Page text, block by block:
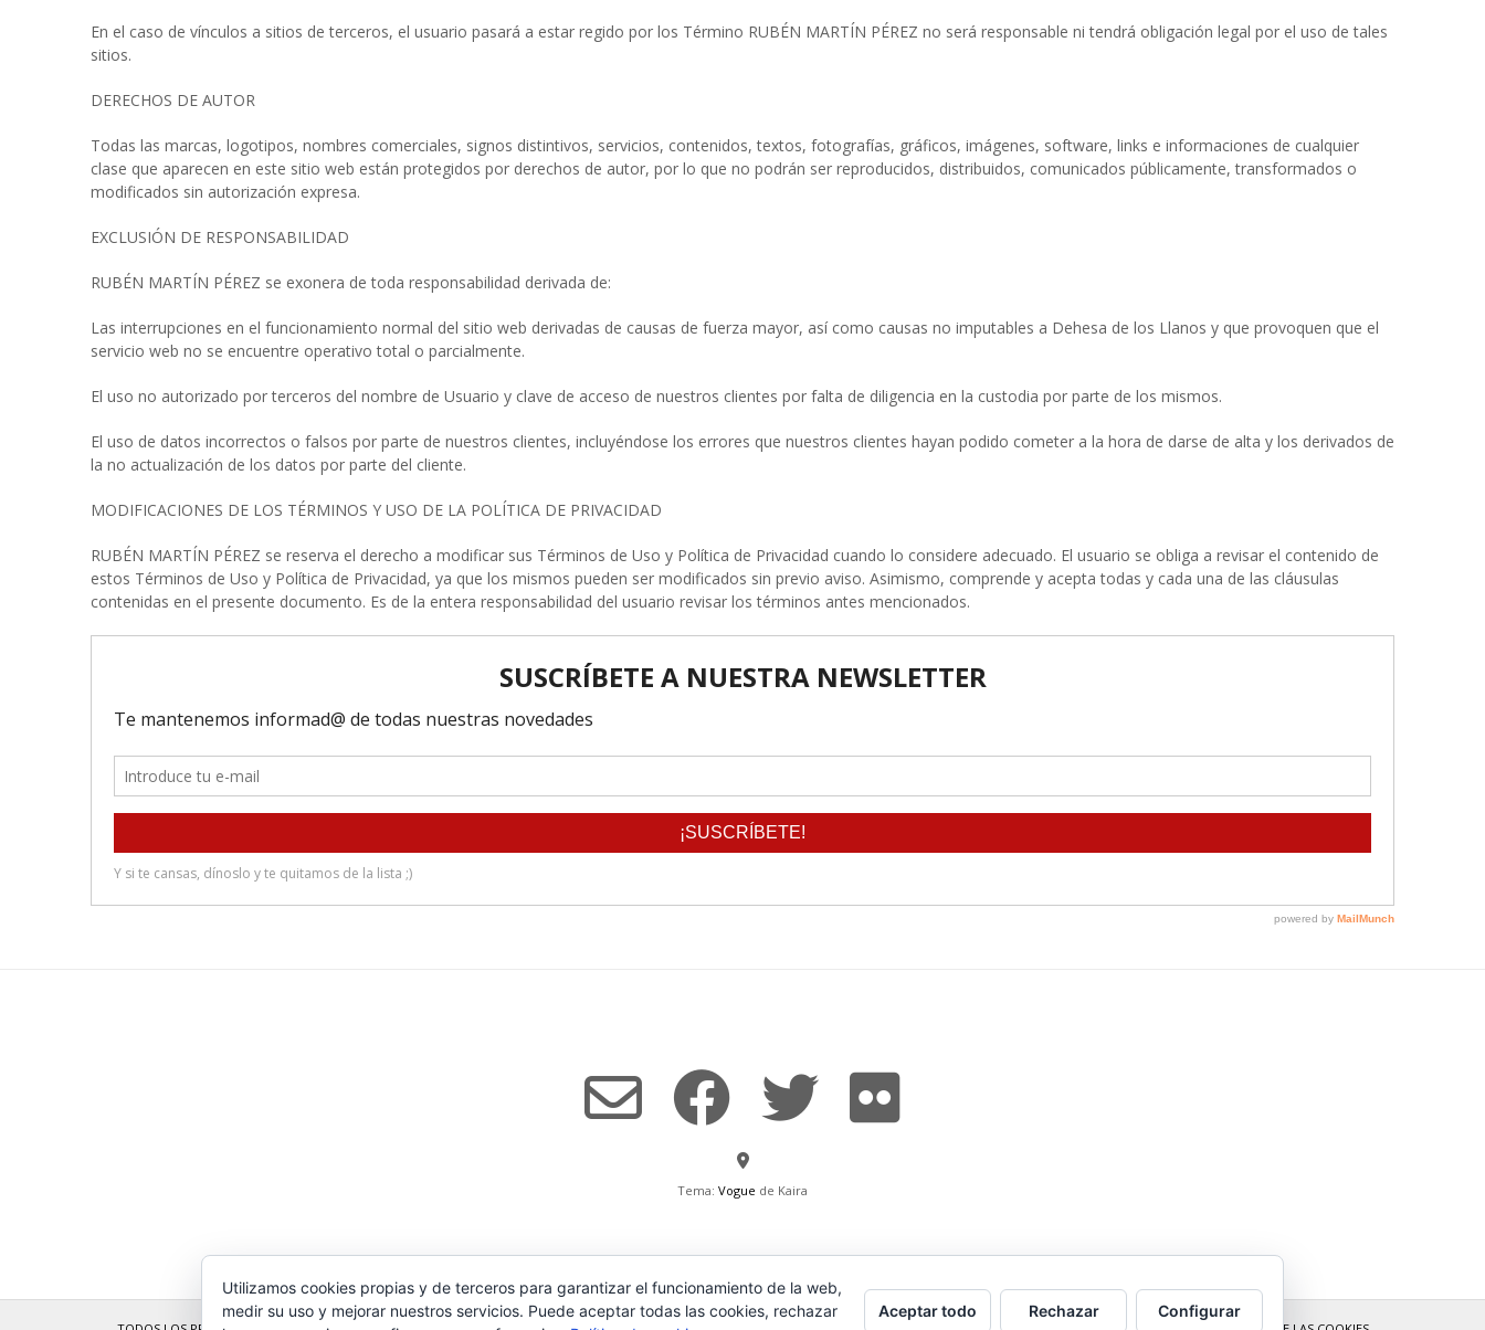
En el caso de vínculos a sitios de terceros, el usuario pasará a estar regido por los Término RUBÉN MARTÍN PÉREZ no será responsable ni tendrá obligación legal por el uso de tales
sitios.
DERECHOS DE AUTOR
Todas las marcas, logotipos, nombres comerciales, signos distintivos, servicios, contenidos, textos, fotografías, gráficos, imágenes, software, links e informaciones de cualquier
clase que aparecen en este sitio web están protegidos por derechos de autor, por lo que no podrán ser reproducidos, distribuidos, comunicados públicamente, transformados o
modificados sin autorización expresa.
EXCLUSIÓN DE RESPONSABILIDAD
RUBÉN MARTÍN PÉREZ se exonera de toda responsabilidad derivada de:
Las interrupciones en el funcionamiento normal del sitio web derivadas de causas de fuerza mayor, así como causas no imputables a Dehesa de los Llanos y que provoquen que el
servicio web no se encuentre operativo total o parcialmente.
El uso no autorizado por terceros del nombre de Usuario y clave de acceso de nuestros clientes por falta de diligencia en la custodia por parte de los mismos.
El uso de datos incorrectos o falsos por parte de nuestros clientes, incluyéndose los errores que nuestros clientes hayan podido cometer a la hora de darse de alta y los derivados de
la no actualización de los datos por parte del cliente.
MODIFICACIONES DE LOS TÉRMINOS Y USO DE LA POLÍTICA DE PRIVACIDAD
RUBÉN MARTÍN PÉREZ se reserva el derecho a modificar sus Términos de Uso y Política de Privacidad cuando lo considere adecuado. El usuario se obliga a revisar el contenido de
estos Términos de Uso y Política de Privacidad, ya que los mismos pueden ser modificados sin previo aviso. Asimismo, comprende y acepta todas y cada una de las cláusulas
contenidas en el presente documento. Es de la entera responsabilidad del usuario revisar los términos antes mencionados.
Tema: Vogue de Kaira
Utilizamos cookies propias y de terceros para garantizar el funcionamiento de la web,
medir su uso y mejorar nuestros servicios. Puede aceptar todas las cookies, rechazar
Aceptar todo Rechazar Configurar